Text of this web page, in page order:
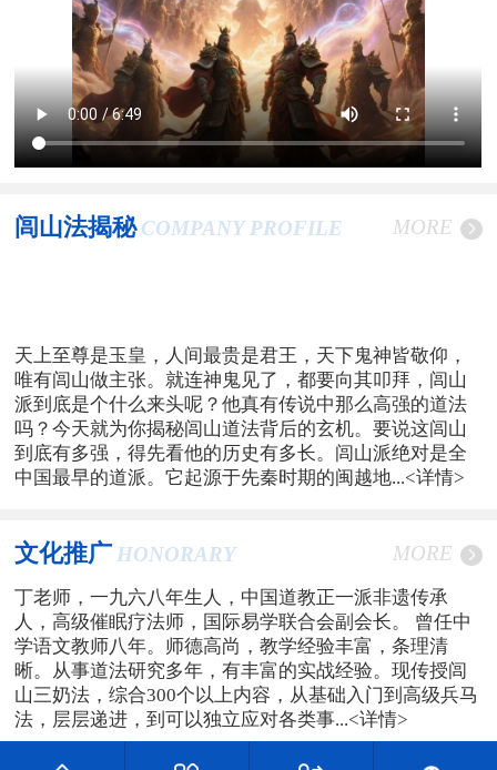
闾山法揭秘 COMPANY PROFILE MORE
天上至尊是玉皇，人间最贵是君王，天下鬼神皆敬仰，
唯有闾山做主张。就连神鬼见了，都要向其叩拜，闾山
派到底是个什么来头呢？他真有传说中那么高强的道法
吗？今天就为你揭秘闾山道法背后的玄机。要说这闾山
到底有多强，得先看他的历史有多长。闾山派绝对是全
中国最早的道派。它起源于先秦时期的闽越地...<详情>
文化推广 HONORARY MORE
丁老师，一九六八年生人，中国道教正一派非遗传承
人，高级催眠疗法师，国际易学联合会副会长。 曾任中
学语文教师八年。师德高尚，教学经验丰富，条理清
晰。从事道法研究多年，有丰富的实战经验。现传授闾
山三奶法，综合300个以上内容，从基础入门到高级兵马
法，层层递进，到可以独立应对各类事...<详情>